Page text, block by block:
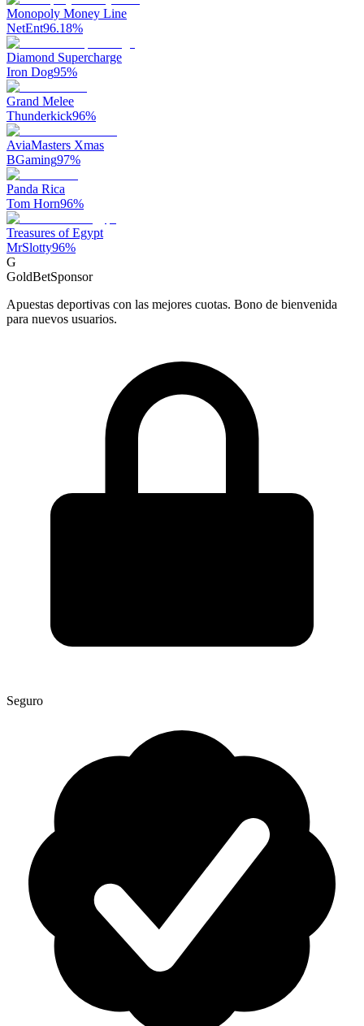
Monopoly Money Line
NetEnt96.18%
Diamond Supercharge
Iron Dog95%
Grand Melee
Thunderkick96%
AviaMasters Xmas
BGaming97%
Panda Rica
Tom Horn96%
Treasures of Egypt
MrSlotty96%
G
GoldBetSponsor
Apuestas deportivas con las mejores cuotas. Bono de bienvenida
para nuevos usuarios.
Seguro